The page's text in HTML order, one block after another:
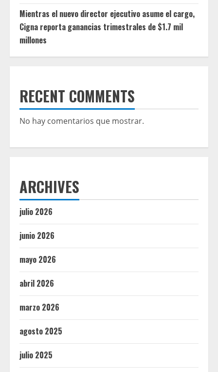
Mientras el nuevo director ejecutivo asume el cargo,
Cigna reporta ganancias trimestrales de $1.7 mil
millones
RECENT COMMENTS
No hay comentarios que mostrar.
ARCHIVES
julio 2026
junio 2026
mayo 2026
abril 2026
marzo 2026
agosto 2025
julio 2025